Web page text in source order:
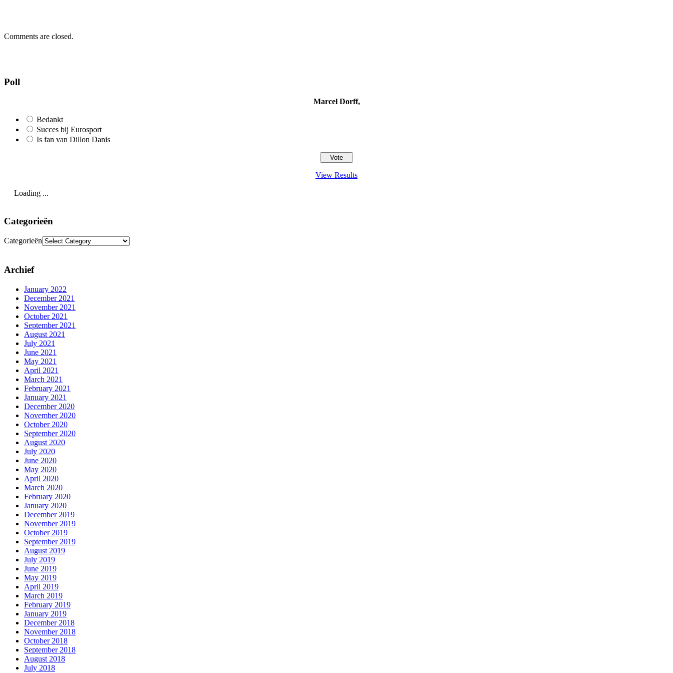
Comments are closed.
Poll
Marcel Dorff,
Bedankt
Succes bij Eurosport
Is fan van Dillon Danis
View Results
Loading ...
Categorieën
Categorieën
Archief
January 2022
December 2021
November 2021
October 2021
September 2021
August 2021
July 2021
June 2021
May 2021
April 2021
March 2021
February 2021
January 2021
December 2020
November 2020
October 2020
September 2020
August 2020
July 2020
June 2020
May 2020
April 2020
March 2020
February 2020
January 2020
December 2019
November 2019
October 2019
September 2019
August 2019
July 2019
June 2019
May 2019
April 2019
March 2019
February 2019
January 2019
December 2018
November 2018
October 2018
September 2018
August 2018
July 2018